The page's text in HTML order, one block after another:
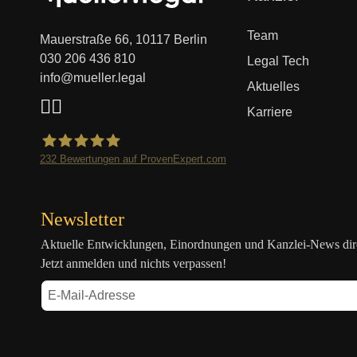
Mauerstraße 66, 10117 Berlin
030 206 436 810
info@mueller.legal
232 Bewertungen auf ProvenExpert.com
Team
Legal Tech
Aktuelles
Karriere
Newsletter
Aktuelle Entwicklungen, Einordnungen und Kanzlei-News
Jetzt anmelden und nichts verpassen!